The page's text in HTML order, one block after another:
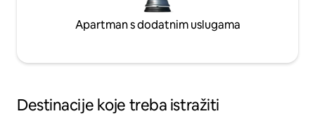
Apartman s dodatnim uslugama
Destinacije koje treba istražiti